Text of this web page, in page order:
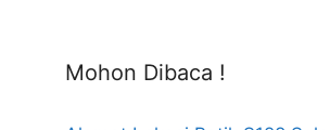
Mohon Dibaca !